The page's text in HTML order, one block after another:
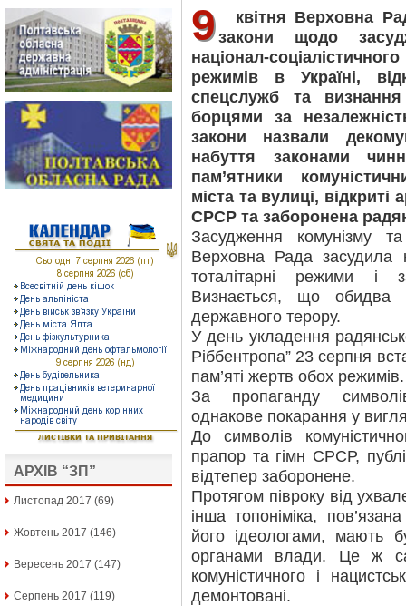
АРХІВ “ЗП”
Листопад 2017 (69)
Жовтень 2017 (146)
Вересень 2017 (147)
Серпень 2017 (119)
9
квітня Верховна
закони щодо
націонал-
режимів в Україні,
спецслужб та
борцями за
закони назвали
набуття законами
пам’ятники
міста та вулиці, відкриті
СРСР та заборонена
Засудження комунізму
Верховна Рада засудила
тоталітарні режими і
Визнається, що обидва
державного терору.
У день укладення
Ріббентропа” 23 серпня
пам’яті жертв обох режимів.
За пропаганду
однакове покарання у
До символів
прапор та гімн СРСР,
відтепер заборонене.
Протягом півроку від
інша топоніміка,
його ідеологами, мають
органами влади. Це ж
комуністичного і
демонтовані.